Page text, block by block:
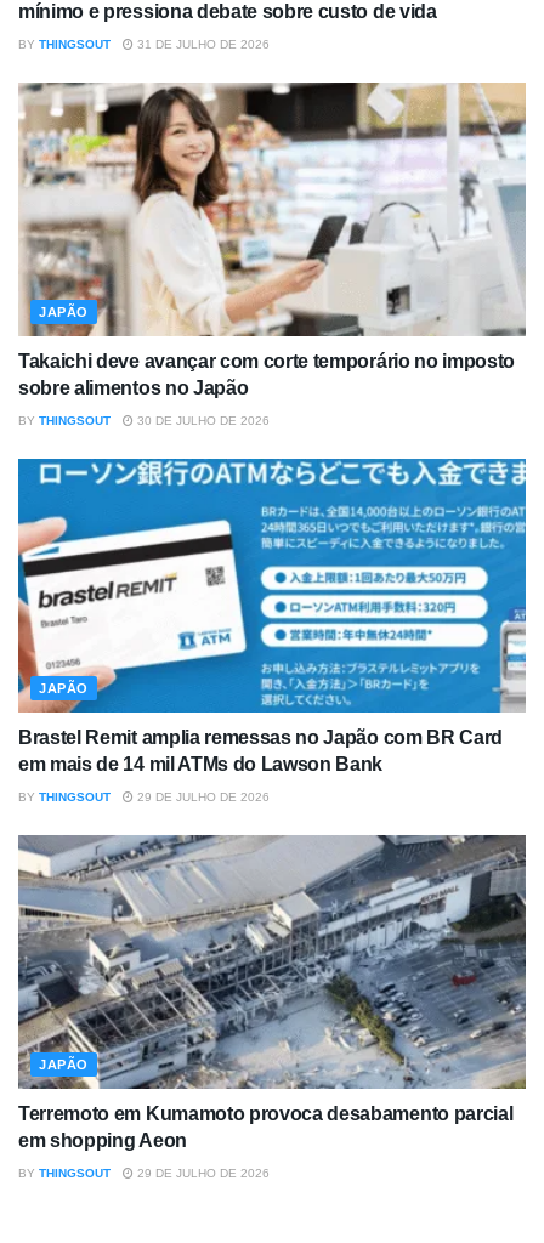
mínimo e pressiona debate sobre custo de vida
BY THINGSOUT 31 DE JULHO DE 2026
JAPÃO
Takaichi deve avançar com corte temporário no imposto
sobre alimentos no Japão
BY THINGSOUT 30 DE JULHO DE 2026
JAPÃO
Brastel Remit amplia remessas no Japão com BR Card
em mais de 14 mil ATMs do Lawson Bank
BY THINGSOUT 29 DE JULHO DE 2026
JAPÃO
Terremoto em Kumamoto provoca desabamento parcial
em shopping Aeon
BY THINGSOUT 29 DE JULHO DE 2026